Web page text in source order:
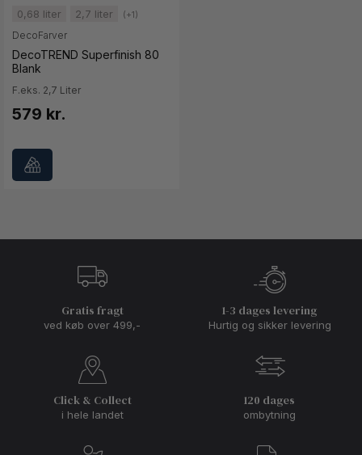
0,68 liter 2,7 liter (+1)
DecoFarver
DecoTREND Superfinish 80
Blank
F.eks. 2,7 Liter
579 kr.
Gratis fragt
ved køb over 499,-
1-3 dages levering
Hurtig og sikker levering
Click & Collect
i hele landet
120 dages
ombytning